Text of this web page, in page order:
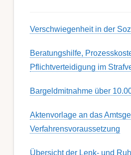
Ver­schwieg­en­heit in der
Berat­ungs­hil­fe,
Pflicht­ver­teidig­ung im
Bargeldmitnahme über
Aktenvorlage an das
Verfahrensvoraussetzung
Übersicht der Lenk- und